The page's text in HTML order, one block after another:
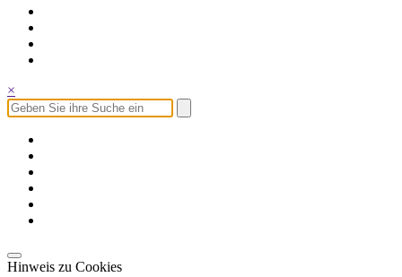
×
Hinweis zu Cookies